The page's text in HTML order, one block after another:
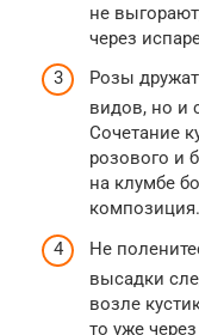
не
через
Розы
видов, но и
Сочетание
розового и
на клумбе
композиция.
Не
высадки
возле
то уже